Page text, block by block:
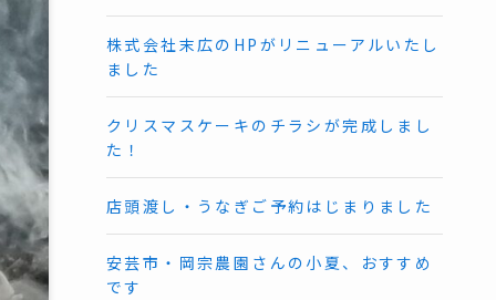
株式会社末広のHPがリニューアルいたし
ました
クリスマスケーキのチラシが完成しまし
た！
店頭渡し・うなぎご予約はじまりました
安芸市・岡宗農園さんの小夏、おすすめ
です